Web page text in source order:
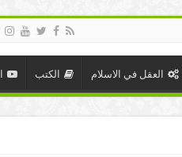
العقل في الاسلام الكتب